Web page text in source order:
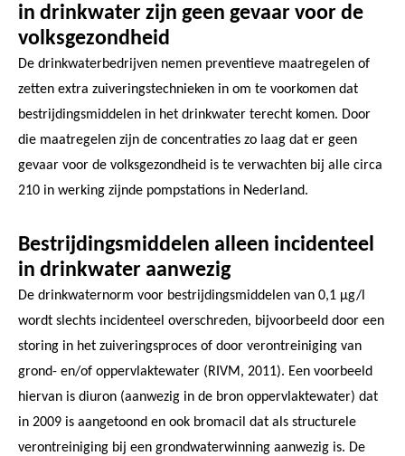
in drinkwater zijn geen gevaar voor de
volksgezondheid
De drinkwaterbedrijven nemen preventieve maatregelen of
zetten extra zuiveringstechnieken in om te voorkomen dat
bestrijdingsmiddelen in het drinkwater terecht komen. Door
die maatregelen zijn de concentraties zo laag dat er geen
gevaar voor de volksgezondheid is te verwachten bij alle circa
210 in werking zijnde pompstations in Nederland.
Bestrijdingsmiddelen alleen incidenteel
in drinkwater aanwezig
De drinkwaternorm voor bestrijdingsmiddelen van 0,1 µg/l
wordt slechts incidenteel overschreden, bijvoorbeeld door een
storing in het zuiveringsproces of door verontreiniging van
grond- en/of oppervlaktewater (RIVM, 2011). Een voorbeeld
hiervan is diuron (aanwezig in de bron oppervlaktewater) dat
in 2009 is aangetoond en ook bromacil dat als structurele
verontreiniging bij een grondwaterwinning aanwezig is. De